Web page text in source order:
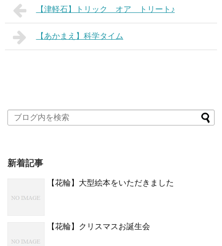
【津軽石】トリック オア トリート♪
【あかまえ】科学タイム
新着記事
【花輪】大型絵本をいただきました
【花輪】クリスマスお誕生会